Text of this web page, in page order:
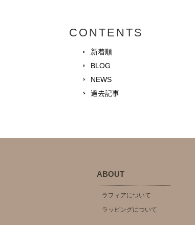
CONTENTS
新着順
BLOG
NEWS
過去記事
ABOUT
ラフィアについて
ラッピングについて